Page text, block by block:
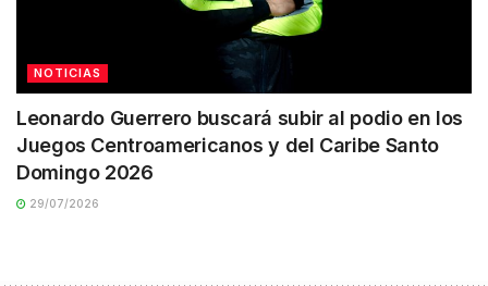
NOTICIAS
Leonardo Guerrero buscará subir al podio en los
Juegos Centroamericanos y del Caribe Santo
Domingo 2026
29/07/2026